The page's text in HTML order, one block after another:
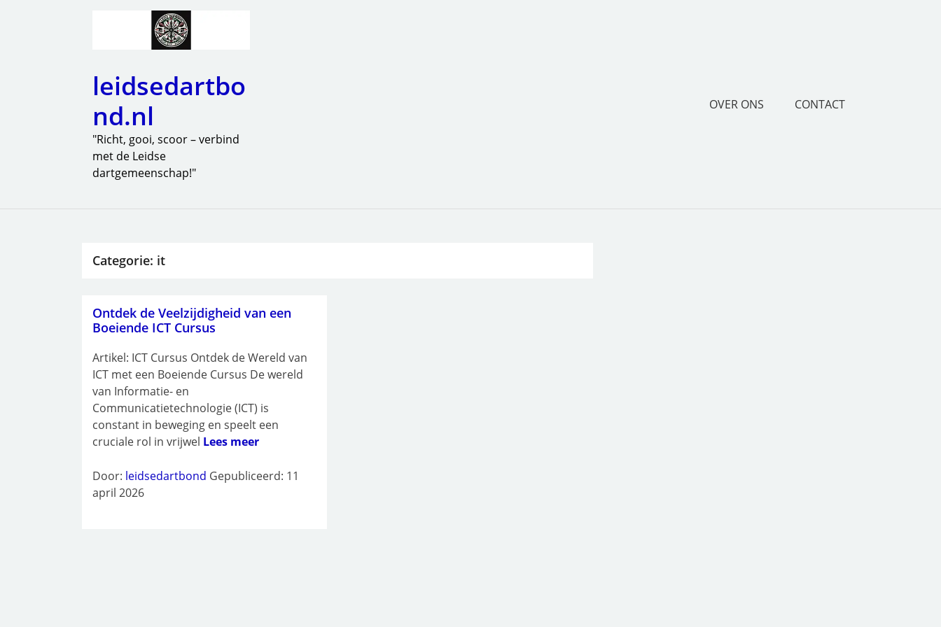
leidsedartbo
nd.nl
"Richt, gooi, scoor – verbind
met de Leidse
dartgemeenschap!"
OVER ONS CONTACT
Categorie: it
Ontdek de Veelzijdigheid van een
Boeiende ICT Cursus
Artikel: ICT Cursus Ontdek de Wereld van
ICT met een Boeiende Cursus De wereld
van Informatie- en
Communicatietechnologie (ICT) is
constant in beweging en speelt een
cruciale rol in vrijwel Lees meer
Door: leidsedartbond Gepubliceerd: 11
april 2026